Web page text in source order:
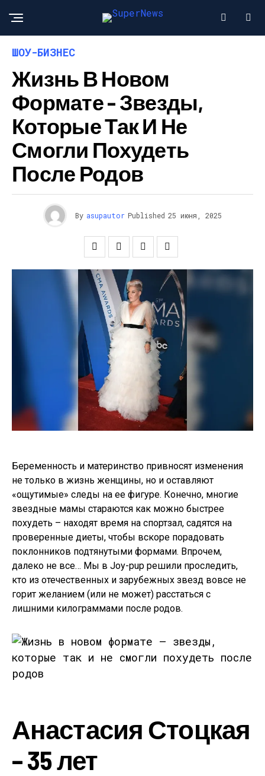
ШОУ-БИЗНЕС
Жизнь В Новом
Формате – Звезды,
Которые Так И Не
Смогли Похудеть
После Родов
By asupautor Published 25 июня, 2025
Беременность и материнство привносят изменения
не только в жизнь женщины, но и оставляют
«ощутимые» следы на ее фигуре. Конечно, многие
звездные мамы стараются как можно быстрее
похудеть – находят время на спортзал, садятся на
проверенные диеты, чтобы вскоре порадовать
поклонников подтянутыми формами. Впрочем,
далеко не все… Мы в Joy-pup решили проследить,
кто из отечественных и зарубежных звезд вовсе не
горит желанием (или не может) расстаться с
лишними килограммами после родов.
Анастасия Стоцкая
– 35 лет